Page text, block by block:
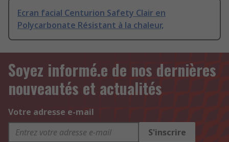
Ecran facial Centurion Safety Clair en
Polycarbonate Résistant à la chaleur,
Soyez informé.e de nos dernières
nouveautés et actualités
Votre adresse e-mail
S'inscrire